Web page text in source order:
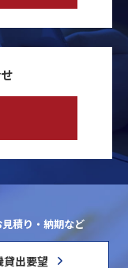
積り・納期など
貸出要望